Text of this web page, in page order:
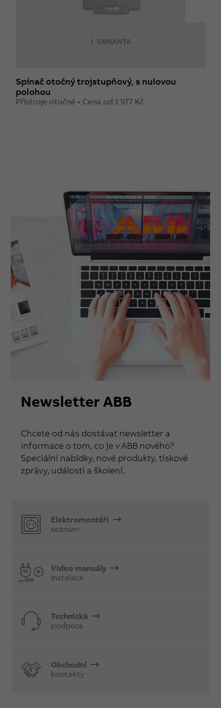
1 VARIANTA
Spínač otočný trojstupňový, s nulovou
polohou
Přístroje otočné • Cena od 1 977 Kč
Newsletter ABB
Chcete od nás dostávat newsletter a
informace o tom, co je v ABB nového?
Speciální nabídky, nové produkty, tiskové
zprávy, události a školení.
Elektromontéři
seznam
Video manuály
instalace
Technická
podpora
Obchodní
kontakty